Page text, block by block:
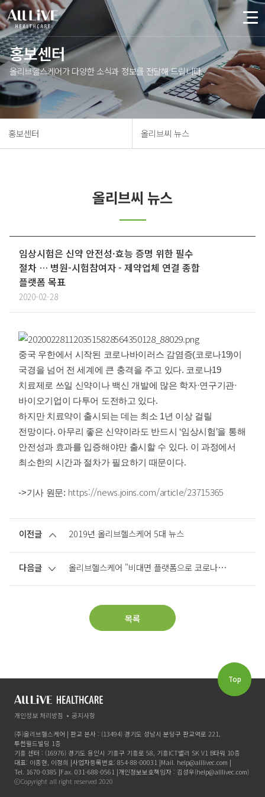
홍보센터
올리브헬스케어가 다양한 소식과 정보를 전달해 드립니다.
홍보센터 올리브씨 뉴스
올리브씨 뉴스
임상시험은 신약 안전성·효능 증명 위한 필수
절차 … 병원-시험참여자 - 제약업체 연결 종합
플랫폼 목표
2020-02-28
중국 우한에서 시작된 코로나바이러스 감염증(코로나19)이
국경을 넘어 전 세계에 큰 충격을 주고 있다. 코로나19
치료제로 쓰일 신약이나 백신 개발에 많은 학자·연구기관·
바이오기업이 다투어 도전하고 있다.
하지만 치료약이 출시되는 데는 최소 1년 이상 걸릴
전망이다. 아무리 좋은 신약이라도 반드시 ‘임상시험’을 통해
안전성과 효과를 입증해야만 출시할 수 있다. 이 과정에서
최소한의 시간과 절차가 필요하기 때문이다.
->기사 원문: https://news.joins.com/article/23715365
이전글 2019년 올리브헬스케어 5대 뉴스
다음글 올리브헬스케어 "비대면 플랫폼으로 코로나19 임상 지원"
목록
개인정보 처리방침 공지사항
(주)올리브헬스케어 | 판교 본사 : (13494) 경기도 성남시 분당구 판교역로 221,
투썬월드빌딩 1층
기흥 센터 : (16976) 경기도 용인시 기흥구 기흥로 58, 기흥ICT밸리 SK V1 B타워 10층
대표: 이종현, 이정희 |사업자등록번호: 854-88-00031 |Mail. help@alllivec.com |
Tel. 1670-0385 |Fax. 031-688-0561 |개인정보보호책임자 : 김성우(help@alllivec.com)
ⓒCopyright all right reserved 2020
Top